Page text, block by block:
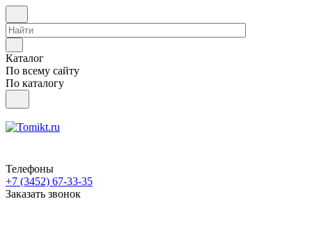
Каталог
По всему сайту
По каталогу
Телефоны
+7 (3452) 67-33-35
Заказать звонок